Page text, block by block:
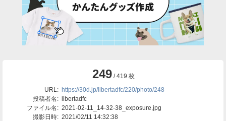
249/ 419 枚
URL: https://30d.jp/libertadfc/220/photo/248
投稿者名: libertadfc
ファイル名: 2021-02-11_14-32-38_exposure.jpg
撮影日時: 2021/02/11 14:32:38